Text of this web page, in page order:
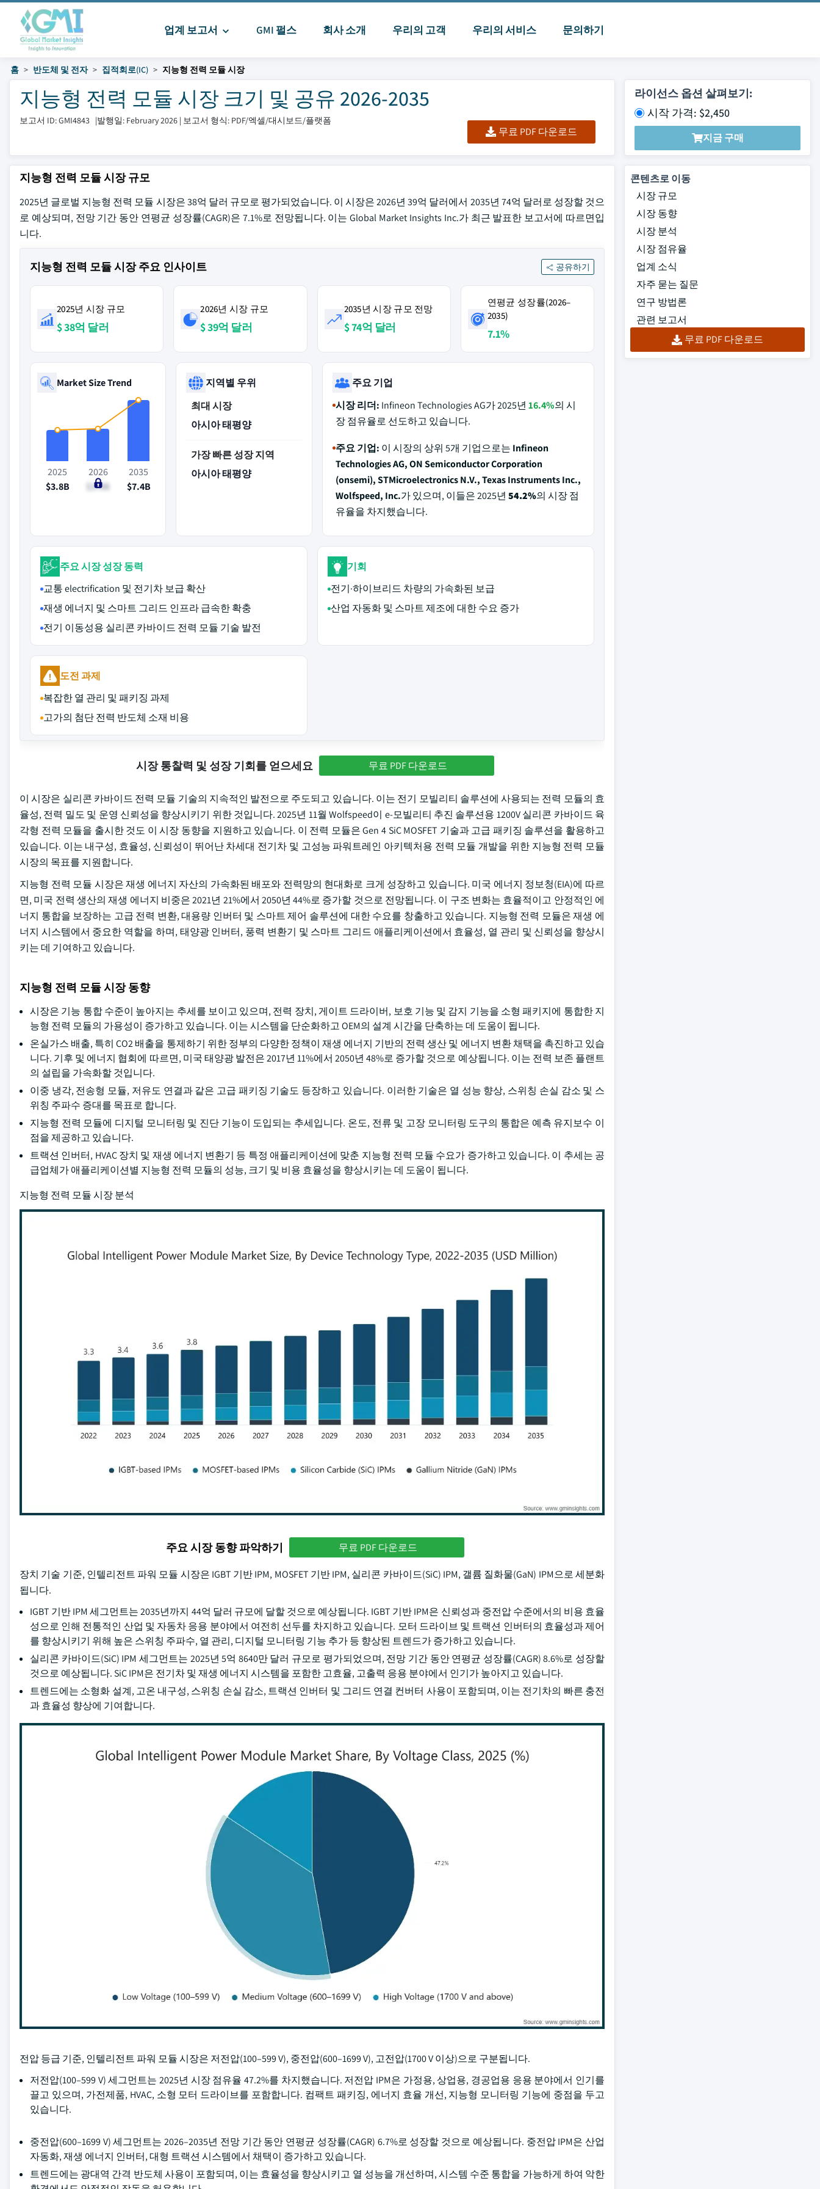
업계 보고서 GMI 펄스 회사 소개 우리의 고객 우리의 서비스 문의하기
홈 반도체 및 전자 집적회로(IC) 지능형 전력 모듈 시장
지능형 전력 모듈 시장 크기 및 공유 2026-2035
보고서 ID: GMI4843 |발행일: February 2026 | 보고서 형식: PDF/엑셀/대시보드/플랫폼
무료 PDF 다운로드
라이선스 옵션 살펴보기:
시작 가격: $2,450
지금 구매
지능형 전력 모듈 시장 규모
2025년 글로벌 지능형 전력 모듈 시장은 38억 달러 규모로 평가되었습니다. 이 시장은 2026년 39억 달러에서 2035년 74억 달러로 성장할 것으
로 예상되며, 전망 기간 동안 연평균 성장률(CAGR)은 7.1%로 전망됩니다. 이는 Global Market Insights Inc.가 최근 발표한 보고서에 따르면입
니다.
지능형 전력 모듈 시장 주요 인사이트 공유하기
2025년 시장 규모
$ 38억 달러
2026년 시장 규모
$ 39억 달러
2035년 시장 규모 전망
$ 74억 달러
연평균 성장률(2026–
2035)
7.1%
Market Size Trend
2025
$3.8B
2026
$3.9B
2035
$7.4B
지역별 우위
최대 시장
아시아 태평양
가장 빠른 성장 지역
아시아 태평양
주요 기업
시장 리더: Infineon Technologies AG가 2025년 16.4%의 시
장 점유율로 선도하고 있습니다.
주요 기업: 이 시장의 상위 5개 기업으로는 Infineon
Technologies AG, ON Semiconductor Corporation
(onsemi), STMicroelectronics N.V., Texas Instruments Inc.,
Wolfspeed, Inc.가 있으며, 이들은 2025년 54.2%의 시장 점
유율을 차지했습니다.
주요 시장 성장 동력
교통 electrification 및 전기차 보급 확산
재생 에너지 및 스마트 그리드 인프라 급속한 확충
전기 이동성용 실리콘 카바이드 전력 모듈 기술 발전
기회
전기·하이브리드 차량의 가속화된 보급
산업 자동화 및 스마트 제조에 대한 수요 증가
도전 과제
복잡한 열 관리 및 패키징 과제
고가의 첨단 전력 반도체 소재 비용
시장 통찰력 및 성장 기회를 얻으세요 무료 PDF 다운로드
이 시장은 실리콘 카바이드 전력 모듈 기술의 지속적인 발전으로 주도되고 있습니다. 이는 전기 모빌리티 솔루션에 사용되는 전력 모듈의 효
율성, 전력 밀도 및 운영 신뢰성을 향상시키기 위한 것입니다. 2025년 11월 Wolfspeed이 e-모빌리티 추진 솔루션용 1200V 실리콘 카바이드 육
각형 전력 모듈을 출시한 것도 이 시장 동향을 지원하고 있습니다. 이 전력 모듈은 Gen 4 SiC MOSFET 기술과 고급 패키징 솔루션을 활용하고
있습니다. 이는 내구성, 효율성, 신뢰성이 뛰어난 차세대 전기차 및 고성능 파워트레인 아키텍처용 전력 모듈 개발을 위한 지능형 전력 모듈
시장의 목표를 지원합니다.
지능형 전력 모듈 시장은 재생 에너지 자산의 가속화된 배포와 전력망의 현대화로 크게 성장하고 있습니다. 미국 에너지 정보청(EIA)에 따르
면, 미국 전력 생산의 재생 에너지 비중은 2021년 21%에서 2050년 44%로 증가할 것으로 전망됩니다. 이 구조 변화는 효율적이고 안정적인 에
너지 통합을 보장하는 고급 전력 변환, 대용량 인버터 및 스마트 제어 솔루션에 대한 수요를 창출하고 있습니다. 지능형 전력 모듈은 재생 에
너지 시스템에서 중요한 역할을 하며, 태양광 인버터, 풍력 변환기 및 스마트 그리드 애플리케이션에서 효율성, 열 관리 및 신뢰성을 향상시
키는 데 기여하고 있습니다.
지능형 전력 모듈 시장 동향
시장은 기능 통합 수준이 높아지는 추세를 보이고 있으며, 전력 장치, 게이트 드라이버, 보호 기능 및 감지 기능을 소형 패키지에 통합한 지
능형 전력 모듈의 가용성이 증가하고 있습니다. 이는 시스템을 단순화하고 OEM의 설계 시간을 단축하는 데 도움이 됩니다.
온실가스 배출, 특히 CO2 배출을 통제하기 위한 정부의 다양한 정책이 재생 에너지 기반의 전력 생산 및 에너지 변환 채택을 촉진하고 있습
니다. 기후 및 에너지 협회에 따르면, 미국 태양광 발전은 2017년 11%에서 2050년 48%로 증가할 것으로 예상됩니다. 이는 전력 보존 플랜트
의 설립을 가속화할 것입니다.
이중 냉각, 전송형 모듈, 저유도 연결과 같은 고급 패키징 기술도 등장하고 있습니다. 이러한 기술은 열 성능 향상, 스위칭 손실 감소 및 스
위칭 주파수 증대를 목표로 합니다.
지능형 전력 모듈에 디지털 모니터링 및 진단 기능이 도입되는 추세입니다. 온도, 전류 및 고장 모니터링 도구의 통합은 예측 유지보수 이
점을 제공하고 있습니다.
트랙션 인버터, HVAC 장치 및 재생 에너지 변환기 등 특정 애플리케이션에 맞춘 지능형 전력 모듈 수요가 증가하고 있습니다. 이 추세는 공
급업체가 애플리케이션별 지능형 전력 모듈의 성능, 크기 및 비용 효율성을 향상시키는 데 도움이 됩니다.
지능형 전력 모듈 시장 분석
주요 시장 동향 파악하기 무료 PDF 다운로드
장치 기술 기준, 인텔리전트 파워 모듈 시장은 IGBT 기반 IPM, MOSFET 기반 IPM, 실리콘 카바이드(SiC) IPM, 갤륨 질화물(GaN) IPM으로 세분화
됩니다.
IGBT 기반 IPM 세그먼트는 2035년까지 44억 달러 규모에 달할 것으로 예상됩니다. IGBT 기반 IPM은 신뢰성과 중전압 수준에서의 비용 효율
성으로 인해 전통적인 산업 및 자동차 응용 분야에서 여전히 선두를 차지하고 있습니다. 모터 드라이브 및 트랙션 인버터의 효율성과 제어
를 향상시키기 위해 높은 스위칭 주파수, 열 관리, 디지털 모니터링 기능 추가 등 향상된 트렌드가 증가하고 있습니다.
실리콘 카바이드(SiC) IPM 세그먼트는 2025년 5억 8640만 달러 규모로 평가되었으며, 전망 기간 동안 연평균 성장률(CAGR) 8.6%로 성장할
것으로 예상됩니다. SiC IPM은 전기차 및 재생 에너지 시스템을 포함한 고효율, 고출력 응용 분야에서 인기가 높아지고 있습니다.
트렌드에는 소형화 설계, 고온 내구성, 스위칭 손실 감소, 트랙션 인버터 및 그리드 연결 컨버터 사용이 포함되며, 이는 전기차의 빠른 충전
과 효율성 향상에 기여합니다.
전압 등급 기준, 인텔리전트 파워 모듈 시장은 저전압(100–599 V), 중전압(600–1699 V), 고전압(1700 V 이상)으로 구분됩니다.
저전압(100–599 V) 세그먼트는 2025년 시장 점유율 47.2%를 차지했습니다. 저전압 IPM은 가정용, 상업용, 경공업용 응용 분야에서 인기를
끌고 있으며, 가전제품, HVAC, 소형 모터 드라이브를 포함합니다. 컴팩트 패키징, 에너지 효율 개선, 지능형 모니터링 기능에 중점을 두고
있습니다.
중전압(600–1699 V) 세그먼트는 2026–2035년 전망 기간 동안 연평균 성장률(CAGR) 6.7%로 성장할 것으로 예상됩니다. 중전압 IPM은 산업
자동화, 재생 에너지 인버터, 대형 트랙션 시스템에서 채택이 증가하고 있습니다.
트렌드에는 광대역 간격 반도체 사용이 포함되며, 이는 효율성을 향상시키고 열 성능을 개선하며, 시스템 수준 통합을 가능하게 하여 악한
콘텐츠로 이동
시장 규모
시장 동향
시장 분석
시장 점유율
업계 소식
자주 묻는 질문
연구 방법론
관련 보고서
무료 PDF 다운로드